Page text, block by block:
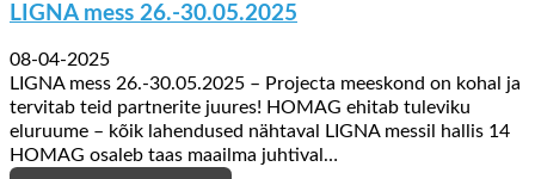
LIGNA mess 26.-30.05.2025
08-04-2025
LIGNA mess 26.-30.05.2025 – Projecta meeskond on kohal ja
tervitab teid partnerite juures! HOMAG ehitab tuleviku
eluruume – kõik lahendused nähtaval LIGNA messil hallis 14
HOMAG osaleb taas maailma juhtival…